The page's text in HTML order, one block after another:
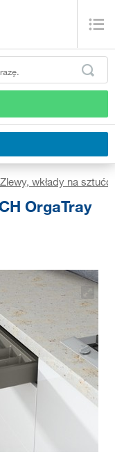
Zlewy, wkłady na
OrgaTray